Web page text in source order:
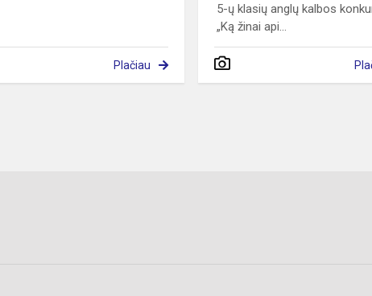
Plačiau
5-ų klasių anglų kalbos
„Ką žinai api...